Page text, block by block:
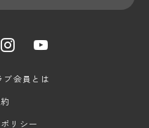
会員とは
リシー